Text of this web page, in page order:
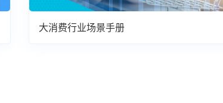
大消费行业场景手册